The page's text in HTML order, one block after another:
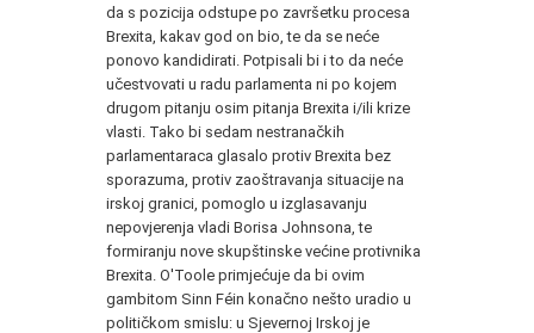
da s pozicija odstupe po završetku procesa
Brexita, kakav god on bio, te da se neće
ponovo kandidirati. Potpisali bi i to da neće
učestvovati u radu parlamenta ni po kojem
drugom pitanju osim pitanja Brexita i/ili krize
vlasti. Tako bi sedam nestranačkih
parlamentaraca glasalo protiv Brexita bez
sporazuma, protiv zaoštravanja situacije na
irskoj granici, pomoglo u izglasavanju
nepovjerenja vladi Borisa Johnsona, te
formiranju nove skupštinske većine protivnika
Brexita. O'Toole primjećuje da bi ovim
gambitom Sinn Féin konačno nešto uradio u
političkom smislu: u Sjevernoj Irskoj je